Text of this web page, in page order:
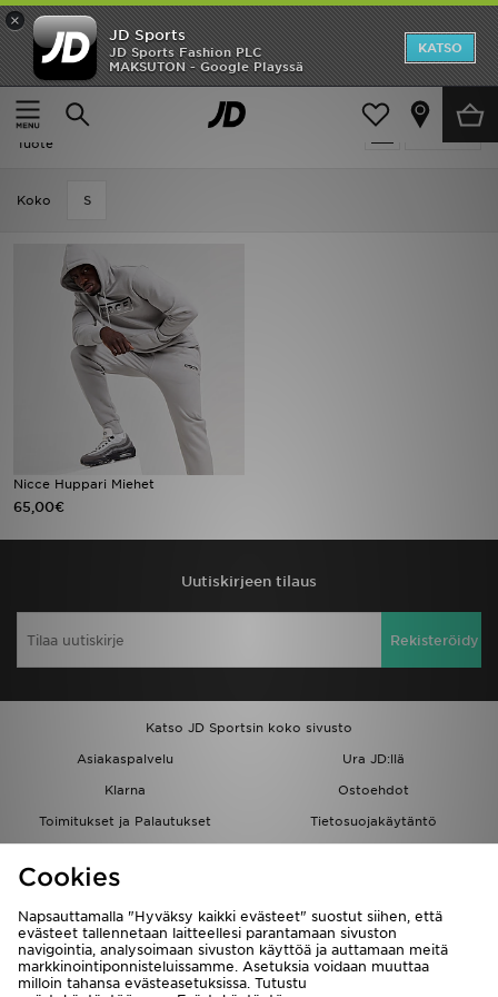
×
JD Sports
JD Sports Fashion PLC
MAKSUTON - Google Playssä
KATSO
Etusivu
Miehet
Suodata
Miehet - Nicce Premium Style
Tuote
Koko S
Nicce Huppari Miehet
65,00€
Uutiskirjeen tilaus
Rekisteröidy
Katso JD Sportsin koko sivusto
Asiakaspalvelu
Ura JD:llä
Klarna
Ostoehdot
Toimitukset ja Palautukset
Tietosuojakäytäntö
Löydä myymälä
Kumppanuusohjelma
JD Blog
Etusivu
Ale
Uutuudet
Miehet
Lapset
Suosikit
Tuotemerkit
Inspiroidu
Minun JD
Minun viestini
Asiakaspalvelu ja tietoa
Cookies
Napsauttamalla "Hyväksy kaikki evästeet" suostut siihen, että
evästeet tallennetaan laitteellesi parantamaan sivuston
navigointia, analysoimaan sivuston käyttöä ja auttamaan meitä
markkinointiponnisteluissamme. Asetuksia voidaan muuttaa
milloin tahansa evästeasetuksissa. Tutustu